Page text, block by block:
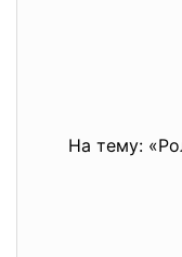
На тему: